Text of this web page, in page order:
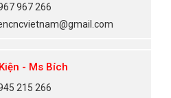
967 266
- Ms Bích
215 266